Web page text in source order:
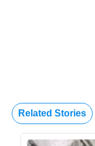
Related Stories